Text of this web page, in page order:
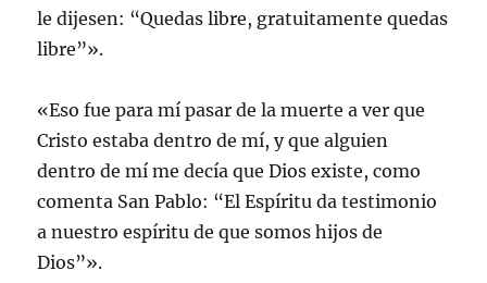
le dijesen: “Quedas libre, gratuitamente quedas
libre”».
«Eso fue para mí pasar de la muerte a ver que
Cristo estaba dentro de mí, y que alguien
dentro de mí me decía que Dios existe, como
comenta San Pablo: “El Espíritu da testimonio
a nuestro espíritu de que somos hijos de
Dios”».